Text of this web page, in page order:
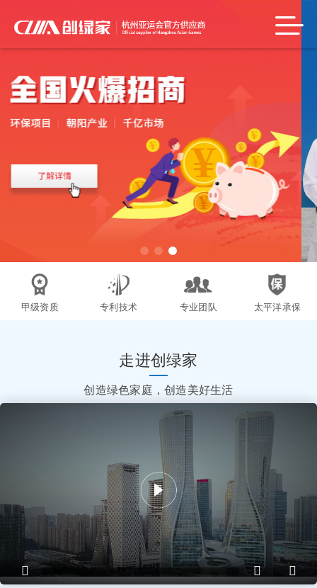
甲级资质 专利技术 专业团队 太平洋承保
走进创绿家
创造绿色家庭，创造美好生活